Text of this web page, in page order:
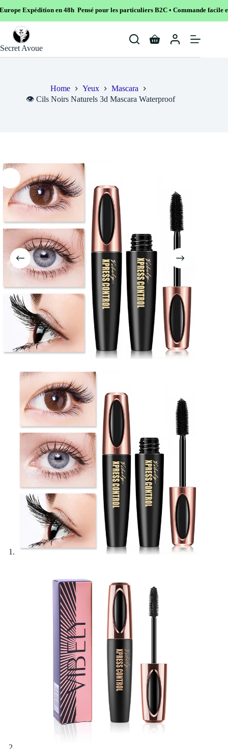
en 48h Pensé pour les particuliers B2C • Commande facile et sécurisé
content
Secret Avoue
Shopping
Home Yeux
Mascara
👁️ Cils Noirs Naturels 3d Mascara Waterproof